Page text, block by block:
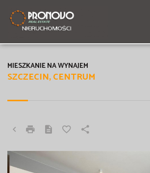
SZCZECIN, CENTRUM
MIESZKANIE NA WYNAJEM